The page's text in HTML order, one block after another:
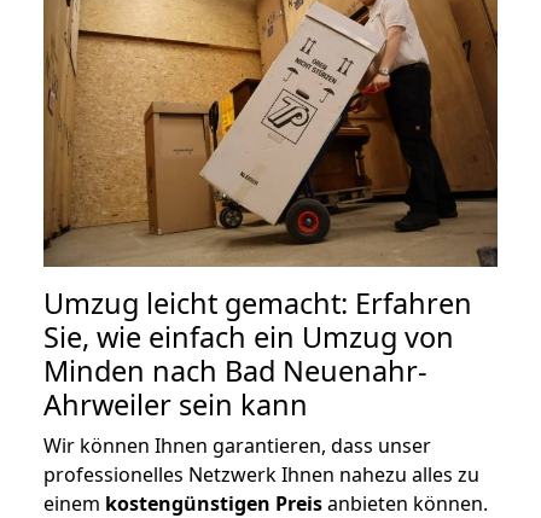
Umzug leicht gemacht: Erfahren
Sie, wie einfach ein Umzug von
Minden nach Bad Neuenahr-
Ahrweiler sein kann
Wir können Ihnen garantieren, dass unser
professionelles Netzwerk Ihnen nahezu alles zu
einem kostengünstigen Preisanbieten können.